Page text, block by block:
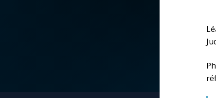
Mes intentions de
Une Minute avec